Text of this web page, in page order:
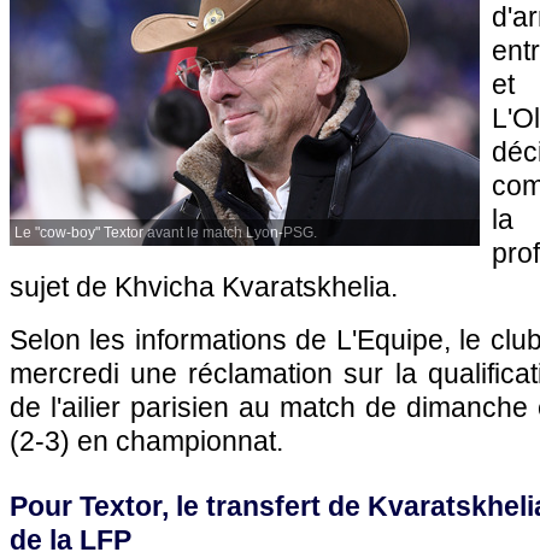
Le "cow-boy" Textor avant le match Lyon-PSG.
et
la
sujet de Khvicha Kvaratskhelia.
Selon les informations de L'Equipe, le
mercredi une réclamation sur la
de l'ailier parisien au match de
(2-3) en championnat.
Pour Textor, le transfert de
de la LFP